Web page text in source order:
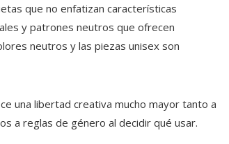
que no enfatizan características
y patrones neutros que ofrecen
neutros y las piezas unisex son
una libertad creativa mucho mayor tanto a
a reglas de género al decidir qué usar.